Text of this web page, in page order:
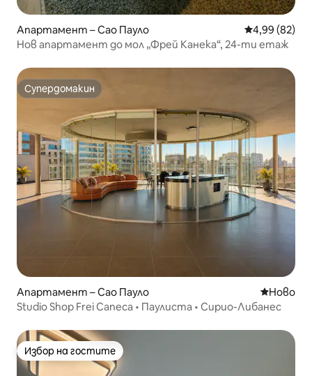
Апартамент – Сао Пауло Средна
4,99 (82)
Нов апартамент до мол „Фрей Канека“, 24-ти етаж
Супердомакин
Супердомакин
Апартамент – Сао Пауло Ново
Ново
Studio Shop Frei Caneca • Паулиста • Сирио-Либанес
Избор на гостите
Избор на гостите